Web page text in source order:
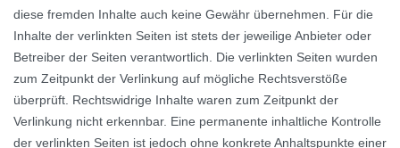
diese fremden Inhalte auch keine Gewähr übernehmen. Für die
Inhalte der verlinkten Seiten ist stets der jeweilige Anbieter oder
Betreiber der Seiten verantwortlich. Die verlinkten Seiten wurden
zum Zeitpunkt der Verlinkung auf mögliche Rechtsverstöße
überprüft. Rechtswidrige Inhalte waren zum Zeitpunkt der
Verlinkung nicht erkennbar. Eine permanente inhaltliche Kontrolle
der verlinkten Seiten ist jedoch ohne konkrete Anhaltspunkte einer